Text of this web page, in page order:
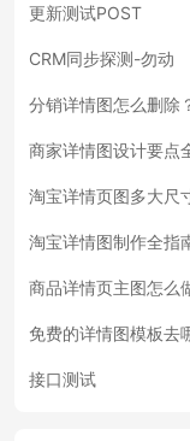
更新测试POST
CRM同步探测-勿动
分销详情图怎么删除
商家详情图设计要点
淘宝详情页图多大尺
淘宝详情图制作全指
商品详情页主图怎么
免费的详情图模板去
接口测试